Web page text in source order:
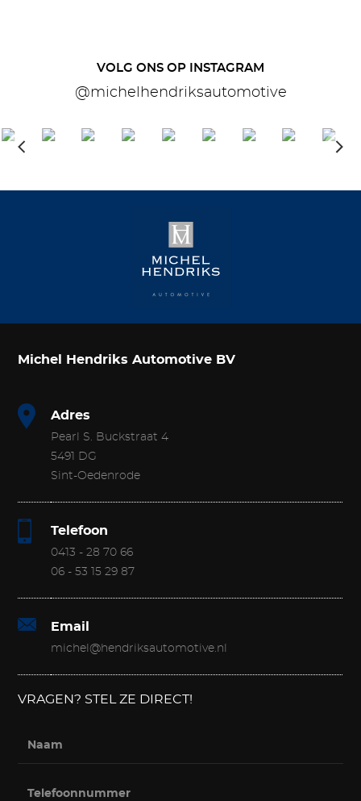
VOLG ONS OP INSTAGRAM
@michelhendriksautomotive
Michel Hendriks Automotive BV
Adres
Pearl S. Buckstraat 4
5491 DG
Sint-Oedenrode
Telefoon
0413 - 28 70 66
06 - 53 15 29 87
Email
michel@hendriksautomotive.nl
VRAGEN? STEL ZE DIRECT!